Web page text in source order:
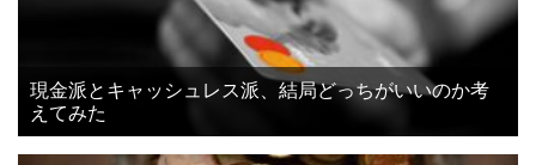
現金派とキャッシュレス派、結局どっちがいいのか考
えてみた